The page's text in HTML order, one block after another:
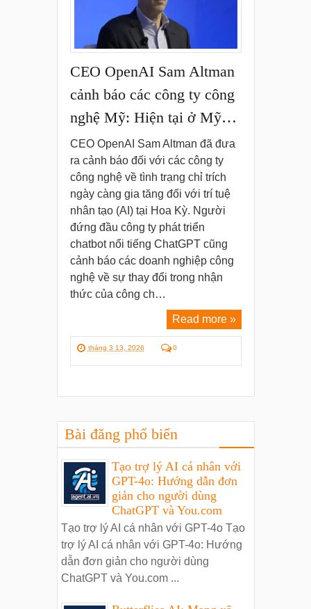
CEO OpenAI Sam Altman
cảnh báo các công ty công
nghệ Mỹ: Hiện tại ở Mỹ…
CEO OpenAI Sam Altman đã đưa
ra cảnh báo đối với các công ty
công nghệ về tình trạng chỉ trích
ngày càng gia tăng đối với trí tuệ
nhân tạo (AI) tại Hoa Kỳ. Người
đứng đầu công ty phát triển
chatbot nổi tiếng ChatGPT cũng
cảnh báo các doanh nghiệp công
nghệ về sự thay đổi trong nhận
thức của công ch…
Read more »
tháng 3 13, 2026 0
Bài đăng phổ biến
Tạo trợ lý AI cá nhân với
GPT-4o: Hướng dẫn đơn
giản cho người dùng
ChatGPT và You.com
Tạo trợ lý AI cá nhân với GPT-4o Tạo
trợ lý AI cá nhân với GPT-4o: Hướng
dẫn đơn giản cho người dùng
ChatGPT và You.com ...